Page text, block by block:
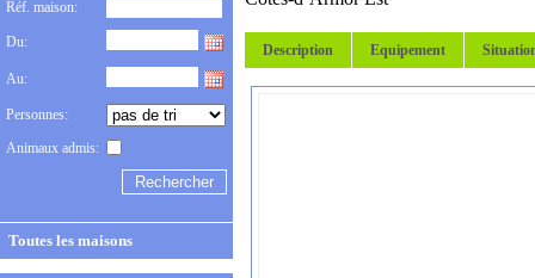
Réf. maison:
Du:
Au:
Personnes:
Animaux admis:
Toutes les maisons
Description Equipement